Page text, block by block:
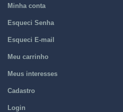
Minha conta
Esqueci Senha
Esqueci E-mail
Meu carrinho
Meus interesses
Cadastro
Login